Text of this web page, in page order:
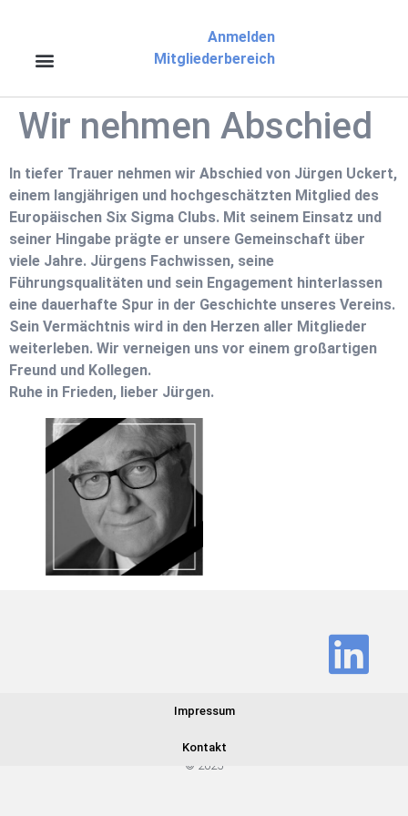
Anmelden
Mitgliederbereich
Wir nehmen Abschied
In tiefer Trauer nehmen wir Abschied von Jürgen Uckert,
einem langjährigen und hochgeschätzten Mitglied des
Europäischen Six Sigma Clubs. Mit seinem Einsatz und
seiner Hingabe prägte er unsere Gemeinschaft über
viele Jahre. Jürgens Fachwissen, seine
Führungsqualitäten und sein Engagement hinterlassen
eine dauerhafte Spur in der Geschichte unseres Vereins.
Sein Vermächtnis wird in den Herzen aller Mitglieder
weiterleben. Wir verneigen uns vor einem großartigen
Freund und Kollegen.
Ruhe in Frieden, lieber Jürgen.
Impressum
Kontakt
© 2025